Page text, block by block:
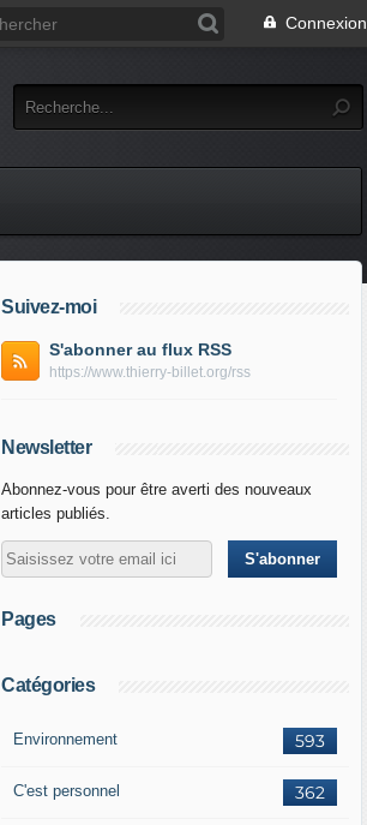
Connexion
Suivez-moi
S'abonner au flux RSS
https://www.thierry-billet.org/rss
Newsletter
Abonnez-vous pour être averti des nouveaux
articles publiés.
Pages
Catégories
593
Environnement
362
C'est personnel